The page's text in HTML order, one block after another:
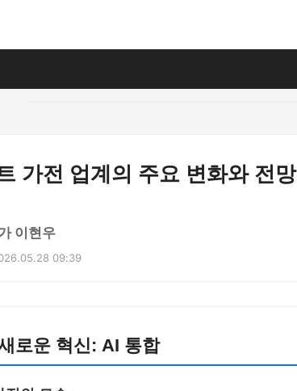
가전 업계의 주요 변화와 전망
이현우
09:39
로운 혁신: AI 통합